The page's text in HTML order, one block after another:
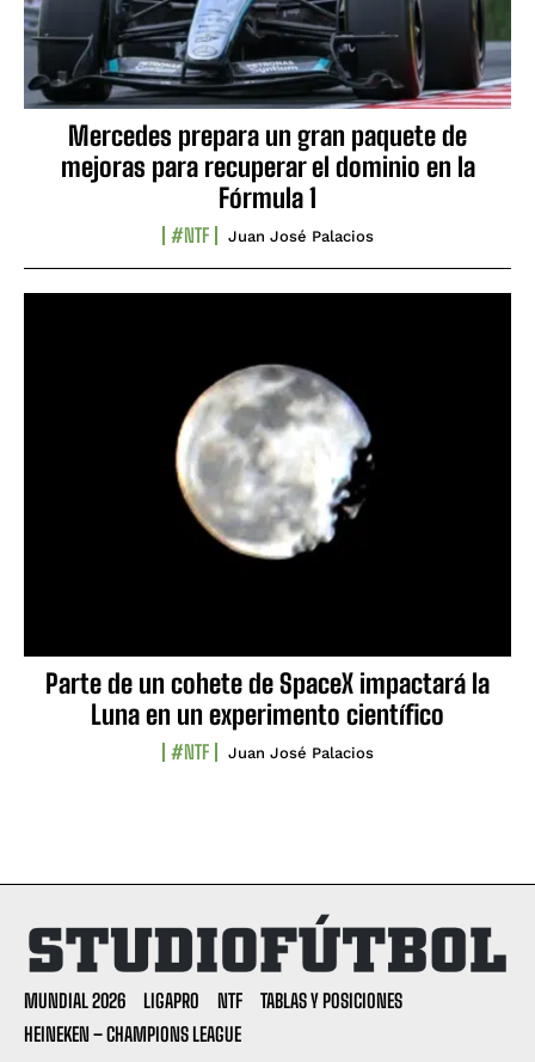
Mercedes prepara un gran paquete de
mejoras para recuperar el dominio en la
Fórmula 1
#NTF Juan José Palacios
Parte de un cohete de SpaceX impactará la
Luna en un experimento científico
#NTF Juan José Palacios
MUNDIAL 2026 LIGAPRO NTF
TABLAS Y POSICIONES
HEINEKEN – CHAMPIONS LEAGUE